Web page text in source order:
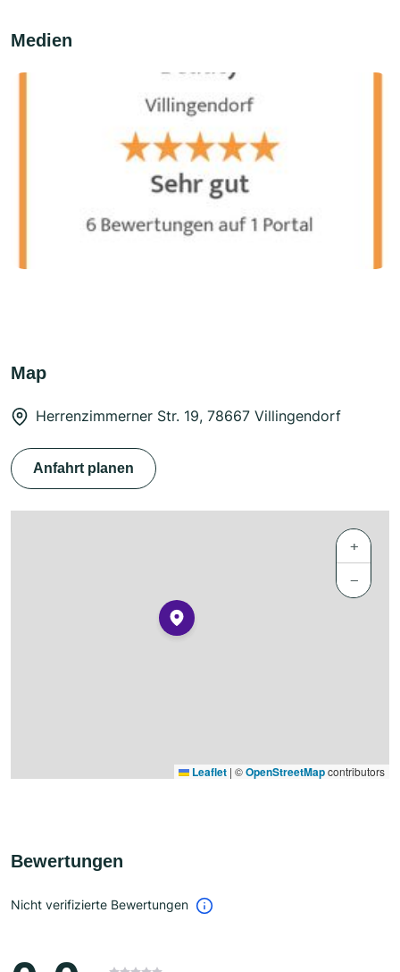
Medien
Map
Herrenzimmerner Str. 19, 78667 Villingendorf
Anfahrt planen
+
−
Leaflet | ©OpenStreetMapcontributors
Bewertungen
Nicht verifizierte Bewertungen